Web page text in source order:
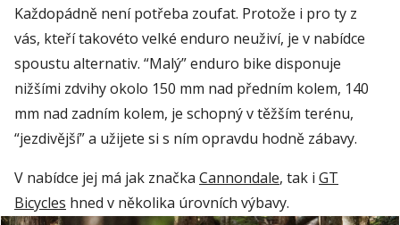
Každopádně není potřeba zoufat. Protože i pro ty z
vás, kteří takovéto velké enduro neuživí, je v nabídce
spoustu alternativ. “Malý” enduro bike disponuje
nižšími zdvihy okolo 150 mm nad předním kolem, 140
mm nad zadním kolem, je schopný v těžším terénu,
“jezdivější” a užijete si s ním opravdu hodně zábavy.
V nabídce jej má jak značka Cannondale, tak i GT
Bicycles hned v několika úrovních výbavy.